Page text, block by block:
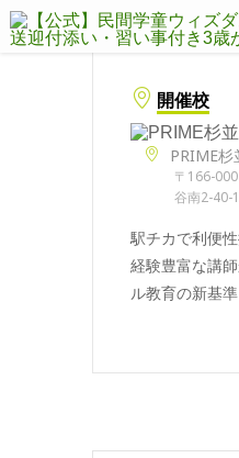
開催校
PRIME杉
〒166-
谷南2-40-1
駅チカで利便
経験豊富な講
ル教育の新基準